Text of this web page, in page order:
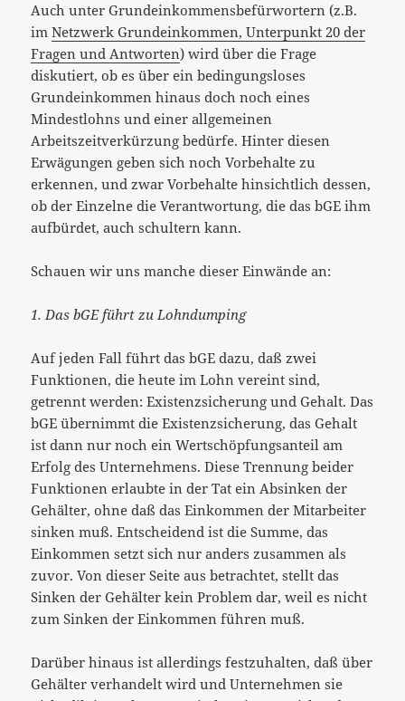
Auch unter Grundeinkommensbefürwortern (z.B.
imNetzwerk Grundeinkommen, Unterpunkt 20 der
Fragen und Antworten) wird über die Frage
diskutiert, ob es über ein bedingungsloses
Grundeinkommen hinaus doch noch eines
Mindestlohns und einer allgemeinen
Arbeitszeitverkürzung bedürfe. Hinter diesen
Erwägungen geben sich noch Vorbehalte zu
erkennen, und zwar Vorbehalte hinsichtlich dessen,
ob der Einzelne die Verantwortung, die das bGE ihm
aufbürdet, auch schultern kann.
Schauen wir uns manche dieser Einwände an:
1. Das bGE führt zu Lohndumping
Auf jeden Fall führt das bGE dazu, daß zwei
Funktionen, die heute im Lohn vereint sind,
getrennt werden: Existenzsicherung und Gehalt. Das
bGE übernimmt die Existenzsicherung, das Gehalt
ist dann nur noch ein Wertschöpfungsanteil am
Erfolg des Unternehmens. Diese Trennung beider
Funktionen erlaubte in der Tat ein Absinken der
Gehälter, ohne daß das Einkommen der Mitarbeiter
sinken muß. Entscheidend ist die Summe, das
Einkommen setzt sich nur anders zusammen als
zuvor. Von dieser Seite aus betrachtet, stellt das
Sinken der Gehälter kein Problem dar, weil es nicht
zum Sinken der Einkommen führen muß.
Darüber hinaus ist allerdings festzuhalten, daß über
Gehälter verhandelt wird und Unternehmen sie